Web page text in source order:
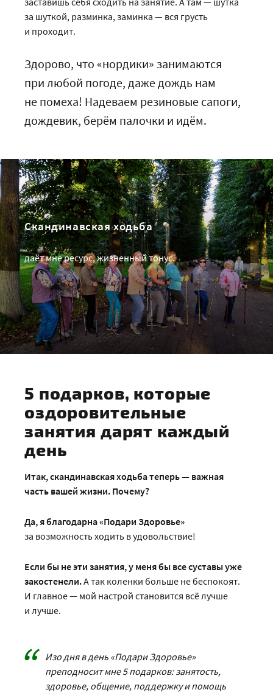
за шуткой, разминка, заминка — вся грусть
и проходит.
Здорово, что «нордики» занимаются
при любой погоде, даже дождь нам
не помеха! Надеваем резиновые сапоги,
дождевик, берём палочки и идём.
Скандинавская ходьба
даёт мне ресурс, жизненный тонус.
5 подарков, которые
оздоровительные
занятия дарят каждый
день
Итак, скандинавская ходьба теперь — важная
часть вашей жизни. Почему?
Да, я благодарна «Подари Здоровье»
за возможность ходить в удовольствие!
Если бы не эти занятия, у меня бы все суставы уже
закостенели.А так коленки больше не беспокоят.
И главное — мой настрой становится всё лучше
и лучше.
Изо дня в день «Подари Здоровье»
преподносит мне 5 подарков: занятость,
здоровье, общение, поддержку и помощь